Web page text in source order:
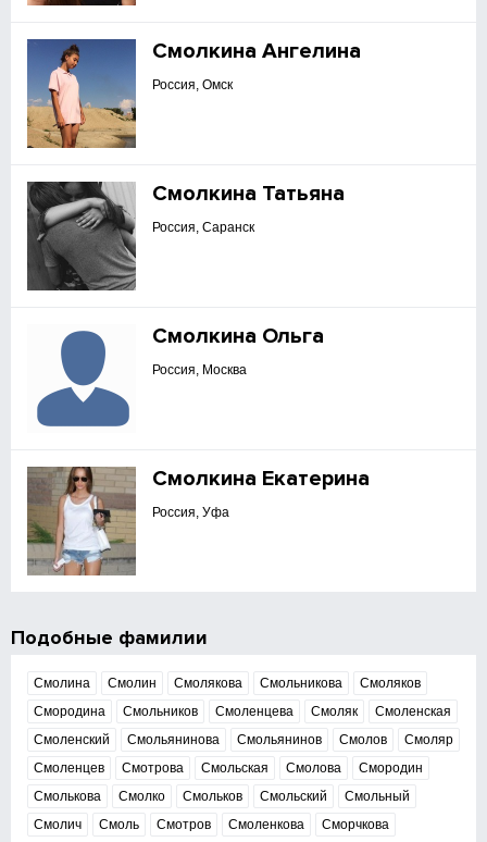
Смолкина Ангелина
Россия, Омск
Смолкина Татьяна
Россия, Саранск
Смолкина Ольга
Россия, Москва
Смолкина Екатерина
Россия, Уфа
Подобные фамилии
Смолина Смолин Смолякова Смольникова
Смоляков
Смородина
Смольников Смоленцева Смоляк
Смоленская
Смоленский
Смольянинова Смольянинов Смолов
Смоляр
Смоленцев
Смотрова Смольская Смолова
Смородин
Смолькова
Смолко Смольков Смольский
Смольный
Смолич
Смоль Смотров Смоленкова Сморчкова